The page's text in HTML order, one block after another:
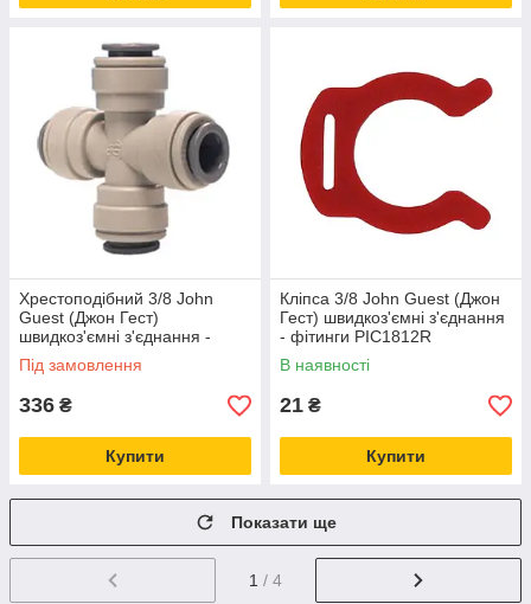
Хрестоподібний 3/8 John
Guest (Джон Гест)
швидкоз'ємні з'єднання -
фітинги PI4712S
Під замовлення
336 ₴
Купити
Кліпса 3/8 John Guest (Джон
Гест) швидкоз'ємні з'єднання
- фітинги PIC1812R
В наявності
21 ₴
Купити
Показати ще
1 / 4